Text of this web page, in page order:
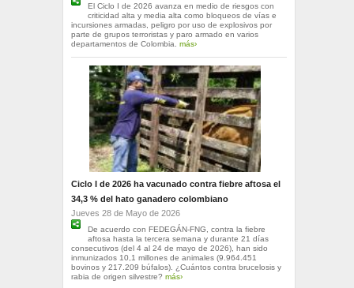
El Ciclo I de 2026 avanza en medio de riesgos con
criticidad alta y media alta como bloqueos de vías e
incursiones armadas, peligro por uso de explosivos por
parte de grupos terroristas y paro armado en varios
departamentos de Colombia. más›
Ciclo I de 2026 ha vacunado contra fiebre aftosa el
34,3 % del hato ganadero colombiano
Jueves 28 de Mayo de 2026
De acuerdo con FEDEGÁN-FNG, contra la fiebre
aftosa hasta la tercera semana y durante 21 días
consecutivos (del 4 al 24 de mayo de 2026), han sido
inmunizados 10,1 millones de animales (9.964.451
bovinos y 217.209 búfalos). ¿Cuántos contra brucelosis y
rabia de origen silvestre? más›